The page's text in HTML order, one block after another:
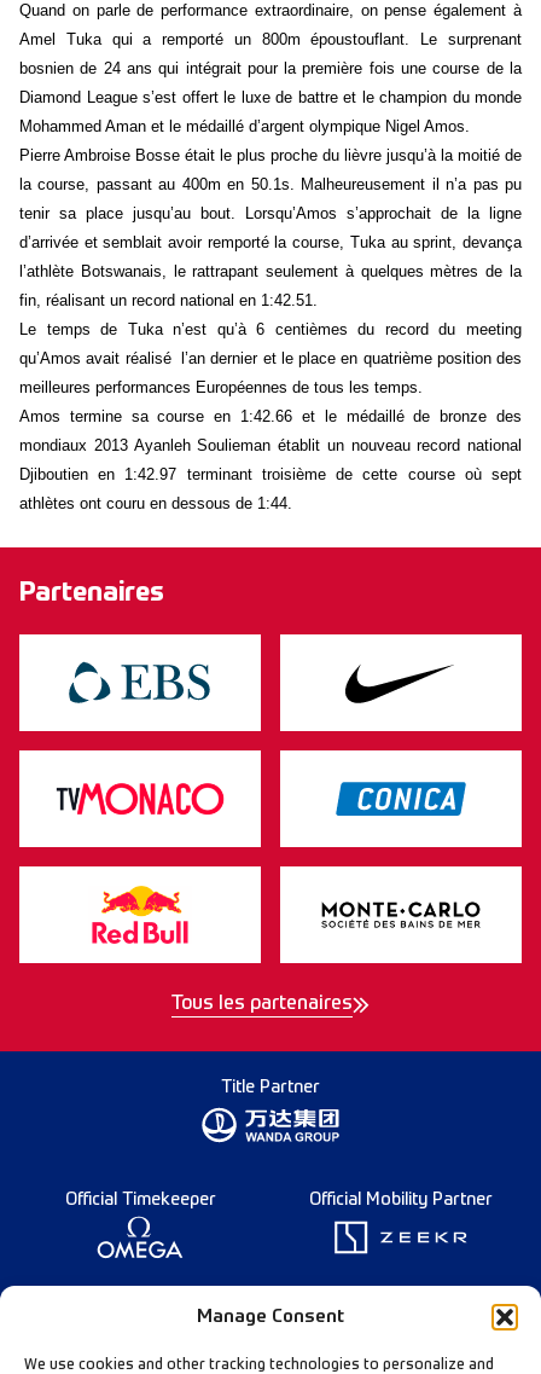
Manage Consent
We use cookies and other tracking technologies to personalize and
Quand on parle de performance extraordinaire, on pense également à
Amel Tuka qui a remporté un 800m époustouflant. Le surprenant
bosnien de 24 ans qui intégrait pour la première fois une course de la
Diamond League s’est offert le luxe de battre et le champion du monde
Mohammed Aman et le médaillé d’argent olympique Nigel Amos.
Pierre Ambroise Bosse était le plus proche du lièvre jusqu’à la moitié de
la course, passant au 400m en 50.1s. Malheureusement il n’a pas pu
tenir sa place jusqu’au bout. Lorsqu’Amos s’approchait de la ligne
d’arrivée et semblait avoir remporté la course, Tuka au sprint, devança
l’athlète Botswanais, le rattrapant seulement à quelques mètres de la
fin, réalisant un record national en 1:42.51.
Le temps de Tuka n’est qu’à 6 centièmes du record du meeting
qu’Amos avait réalisé l’an dernier et le place en quatrième position des
meilleures performances Européennes de tous les temps.
Amos termine sa course en 1:42.66 et le médaillé de bronze des
mondiaux 2013 Ayanleh Soulieman établit un nouveau record national
Djiboutien en 1:42.97 terminant troisième de cette course où sept
athlètes ont couru en dessous de 1:44.
Partenaires
Tous les partenaires
Title Partner
Official Timekeeper Official Mobility Partner
Founding Partner